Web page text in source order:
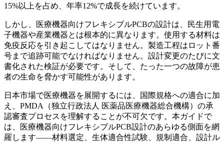
15%以上を占め、年率12%で成長を続けています。
しかし、医療機器向けフレキシブルPCBの設計は、民生用電
子機器や産業機器とは根本的に異なります。使用する材料は
免疫反応を引き起こしてはなりません。製造工程はロット番
号まで追跡可能でなければなりません。設計変更のたびに文
書化された検証が必要です。そして、たった一つの故障が患
者の生命を脅かす可能性があります。
日本市場で医療機器を展開するには、国際規格への適合に加
え、PMDA（独立行政法人 医薬品医療機器総合機構）の承
認審査プロセスを理解することが不可欠です。本ガイドで
は、医療機器向けフレキシブルPCB設計のあらゆる側面を網
羅します——材料選定、生体適合性試験、規制適合、設計ル